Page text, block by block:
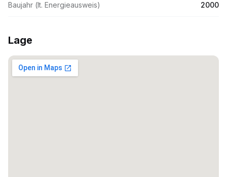
Baujahr (lt. Energieausweis) 2000
Lage